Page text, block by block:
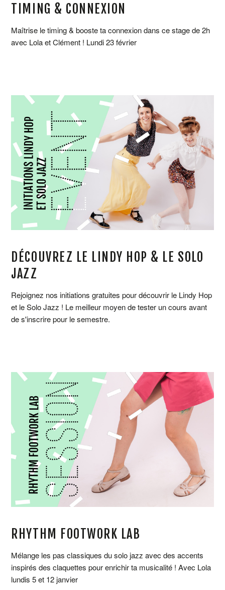
TIMING & CONNEXION
Maîtrise le timing & booste ta connexion dans ce stage de 2h
avec Lola et Clément ! Lundi 23 février
DÉCOUVREZ LE LINDY HOP & LE SOLO
JAZZ
Rejoignez nos initiations gratuites pour découvrir le Lindy Hop
et le Solo Jazz ! Le meilleur moyen de tester un cours avant
de s'inscrire pour le semestre.
RHYTHM FOOTWORK LAB
Mélange les pas classiques du solo jazz avec des accents
inspirés des claquettes pour enrichir ta musicalité ! Avec Lola
lundis 5 et 12 janvier